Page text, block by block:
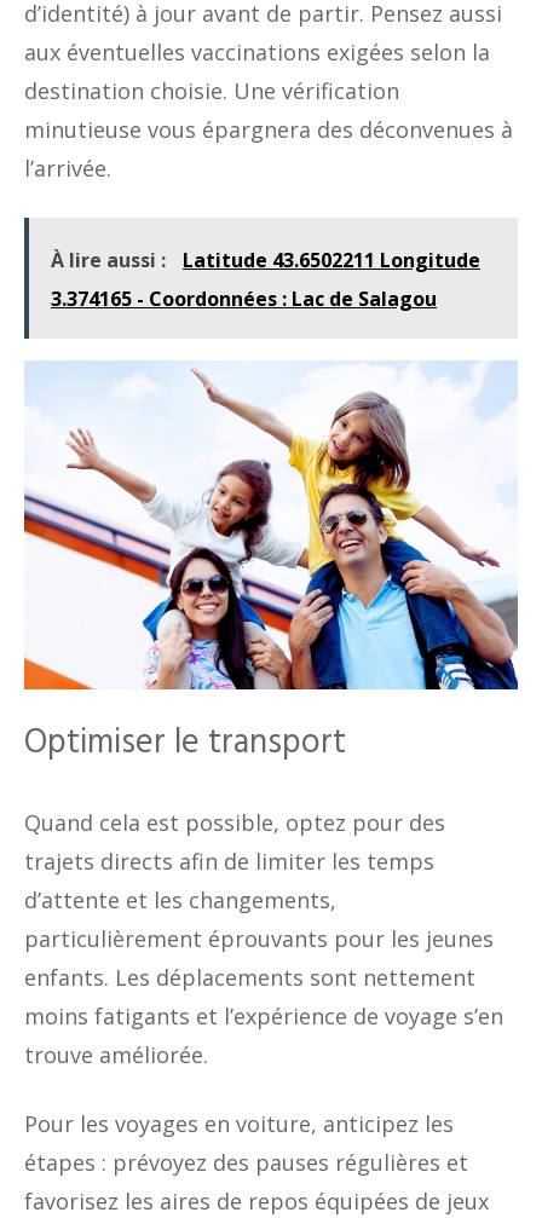
d’identité) à jour avant de partir. Pensez aussi
aux éventuelles vaccinations exigées selon la
destination choisie. Une vérification
minutieuse vous épargnera des déconvenues à
l’arrivée.
À lire aussi :
Latitude 43.6502211 Longitude
3.374165 - Coordonnées : Lac de Salagou
Optimiser le transport
Quand cela est possible, optez pour des
trajets directs afin de limiter les temps
d’attente et les changements,
particulièrement éprouvants pour les jeunes
enfants. Les déplacements sont nettement
moins fatigants et l’expérience de voyage s’en
trouve améliorée.
Pour les voyages en voiture, anticipez les
étapes : prévoyez des pauses régulières et
favorisez les aires de repos équipées de jeux